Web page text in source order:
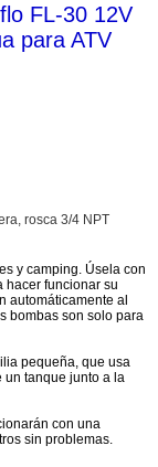
FL-30 12V
para ATV
rosca 3/4 NPT
y camping. Úsela con
hacer funcionar su
automáticamente al
bombas son solo para
pequeña, que usa
un tanque junto a la
con una
sin problemas.